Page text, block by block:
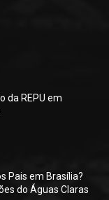
da REPU em
Pais em Brasília?
do Águas Claras